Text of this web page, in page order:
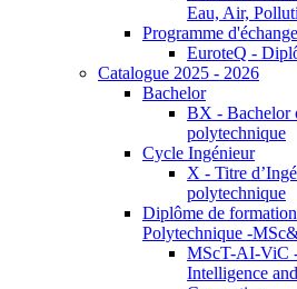
Eau, Air,
Programme d'échange
EuroteQ -
Catalogue 2025 - 2026
Bachelor
BX - Bachelor
polytechnique
Cycle Ingénieur
X - Titre
polytechnique
Diplôme de
Polytechnique -
MScT-AI-ViC
Intelligence